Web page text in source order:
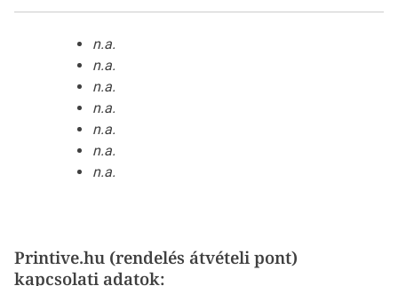
n.a.
n.a.
n.a.
n.a.
n.a.
n.a.
n.a.
Printive.hu (rendelés átvételi pont)
kapcsolati adatok: